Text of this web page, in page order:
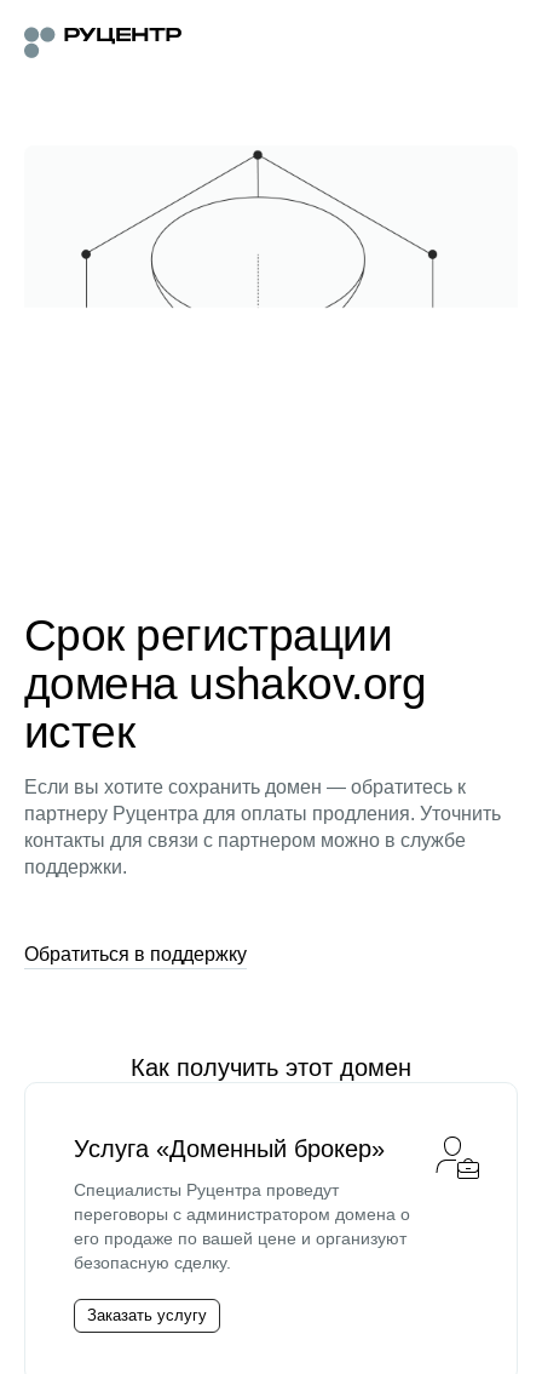
Срок регистрации
домена ushakov.org
истек
Если вы хотите сохранить домен — обратитесь к
партнеру Руцентра для оплаты продления. Уточнить
контакты для связи с партнером можно в службе
поддержки.
Обратиться в поддержку
Как получить этот домен
Услуга «Доменный брокер»
Специалисты Руцентра проведут
переговоры с администратором домена о
его продаже по вашей цене и организуют
безопасную сделку.
Заказать услугу